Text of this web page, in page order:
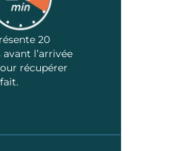
20
l’arrivée
récupérer